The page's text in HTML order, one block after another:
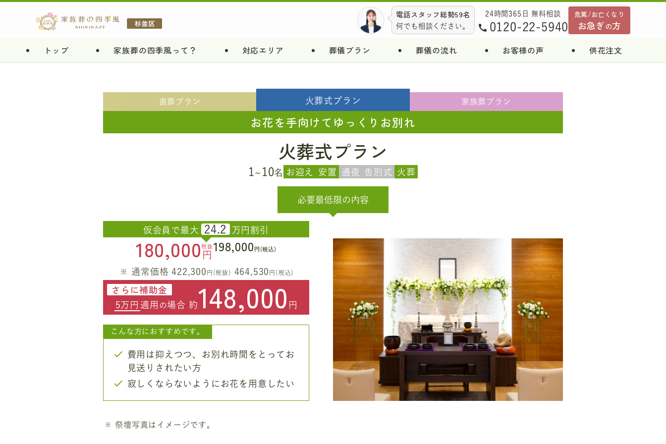
トップ 家族葬の四季風って？ 対応エリア 葬儀プラン 葬儀の流れ お客様の声 供花注文
電話スタッフ総勢59名
何でも相談ください。
24時間365日 無料相談
0120-22-5940
危篤/お亡くなり
お急ぎの方
直葬 プラン 火葬式 プラン 家族葬 プラン
お花を手向けてゆっくりお別れ
火葬式プラン
1 ~ 10名 お迎え 安置 通夜 告別式 火葬
必要最低限の内容
仮会員で最大 24.2 万円割引
180,000税抜
円 198,000円(税込)
通常価格 422,300 円(税抜) 464,530 円(税込)
さらに補助金
5万円 適用 の場合 約148,000 円
こんな方におすすめです。
費用は抑えつつ、お別れ時間をとってお
見送りされたい方
寂しくならないようにお花を用意したい
祭壇写真はイメージです。